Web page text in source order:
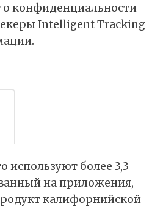
о конфиденциальности
Intelligent Tracking
используют более 3,3
на приложения,
калифорнийской